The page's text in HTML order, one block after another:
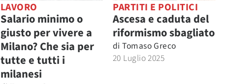
LAVORO
Salario minimo o
giusto per vivere a
Milano? Che sia per
tutte e tutti i
milanesi
PARTITI E POLITICI
Ascesa e caduta del
riformismo sbagliato
di Tomaso Greco
20 Luglio 2025